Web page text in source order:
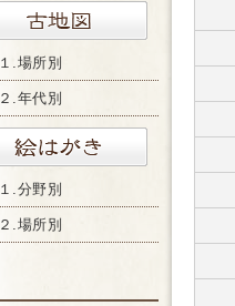
１.場所別
２.年代別
１.分野別
２.場所別